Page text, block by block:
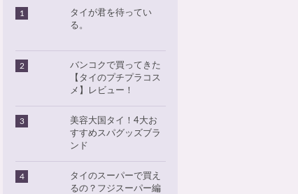
1
タイが君を待ってい
る。
2
バンコクで買ってきた
【タイのプチプラコス
メ】レビュー！
3
美容大国タイ！4大お
すすめスパグッズブラ
ンド
4
タイのスーパーで買え
るの？フジスーパー編